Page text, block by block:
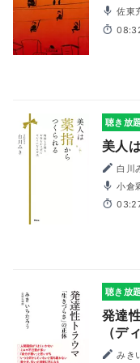
佐東充, 虎島貴明, 北崎ひとみ, 小林直人, 小林かつのり,
佐倉ゆ
慧, 拝師
聴き放
美人
白川
小倉
聴き放
発達
（デ
みき